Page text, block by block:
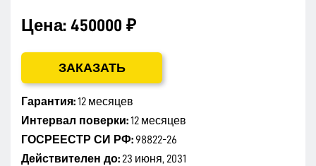
Цена: 450000 ₽
ЗАКАЗАТЬ
Гарантия:12 месяцев
Интервал поверки:12 месяцев
ГОСРЕЕСТР СИ РФ: 98822-26
Действителен до: 23 июня, 2031